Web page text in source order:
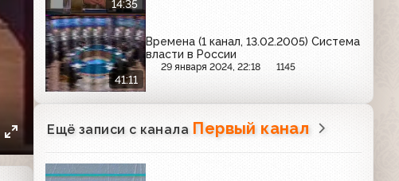
14:35
41:11
Времена (1 канал, 13.02.2005) Система
власти в России
29 января 2024, 22:18 1145
Ещё записи с канала Первый канал